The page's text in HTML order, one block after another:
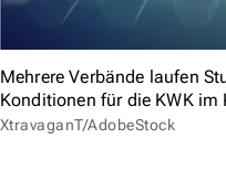
Mehrere Verbände laufen
Konditionen für die KWK
XtravaganT/AdobeStock